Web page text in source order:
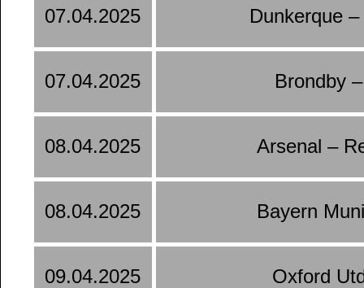
07.04.2025 Dunkerque
07.04.2025 Brondby
08.04.2025 Arsenal –
08.04.2025 Bayern
09.04.2025 Oxford